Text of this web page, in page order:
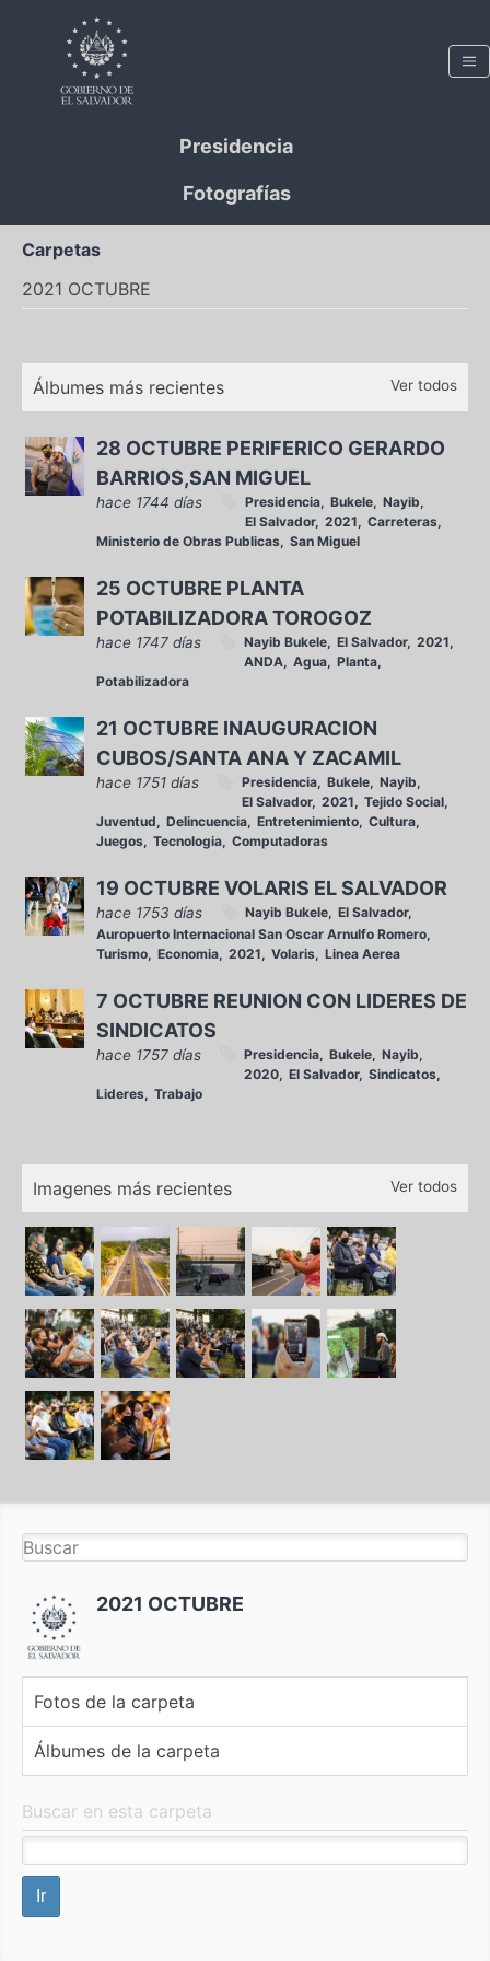
Presidencia
Fotografías
Carpetas
2021 OCTUBRE
Ver todos
Álbumes más recientes
28 OCTUBRE PERIFERICO GERARDO
BARRIOS,SAN MIGUEL
hace 1744 días Presidencia Bukele Nayib
El Salvador 2021
Carreteras
Ministerio de Obras Publicas San Miguel
25 OCTUBRE PLANTA
POTABILIZADORA TOROGOZ
hace 1747 días Nayib Bukele El Salvador 2021
ANDA Agua Planta
Potabilizadora
21 OCTUBRE INAUGURACION
CUBOS/SANTA ANA Y ZACAMIL
hace 1751 días Presidencia Bukele Nayib
El Salvador 2021
Tejido Social
Juventud
Delincuencia Entretenimiento Cultura
Juegos Tecnologia Computadoras
19 OCTUBRE VOLARIS EL SALVADOR
hace 1753 días Nayib Bukele El Salvador
Auropuerto Internacional San Oscar Arnulfo Romero
Turismo Economia 2021 Volaris Linea Aerea
7 OCTUBRE REUNION CON LIDERES DE
SINDICATOS
hace 1757 días Presidencia Bukele Nayib
2020 El Salvador Sindicatos
Lideres Trabajo
Ver todos
Imagenes más recientes
2021 OCTUBRE
Fotos de la carpeta
Álbumes de la carpeta
Buscar en esta carpeta